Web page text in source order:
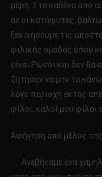
μέρη. Στο καθένα από
αν οι κατάφυτες,
ξεκινήσουμε τις
φιλικής ομάδας όπου
είναι Ρώσοι και δεν
ζήτησαν να μην το κάνω
λόγο περιοχή εκτός
φίλοι, καλοί μου φίλοι
Αφήγηση από μέλος
….. Ανεβήκαμε ένα